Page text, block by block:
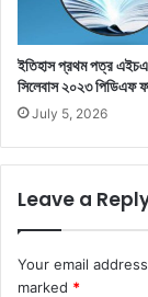
ইতিহাস প্রথম পত্র
সিলেবাস ২০২৩ পিডিএফ
July 5, 2026
Leave a
Your email
marked *